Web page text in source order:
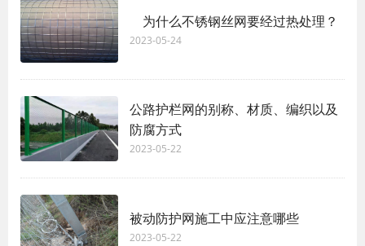
为什么不锈钢丝网要经过热处理？
2023-05-24
公路护栏网的别称、材质、编织以及
防腐方式
2023-05-22
被动防护网施工中应注意哪些
2023-05-22